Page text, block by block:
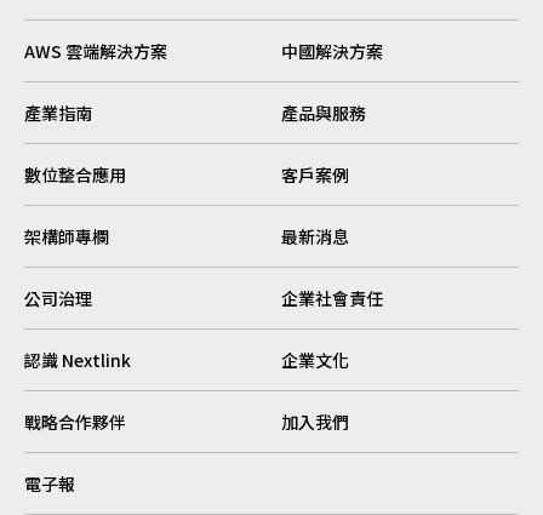
AWS 雲端解決方案 中國解決方案
產業指南 產品與服務
數位整合應用 客戶案例
架構師專欄 最新消息
公司治理 企業社會責任
認識 Nextlink 企業文化
戰略合作夥伴 加入我們
電子報